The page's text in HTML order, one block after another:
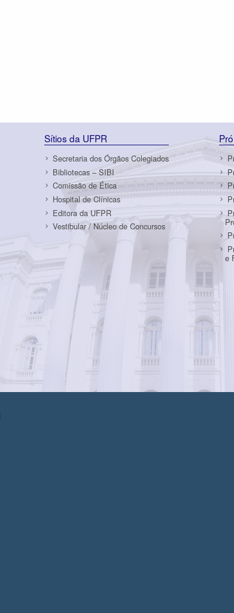
Sítios da UFPR
Secretaria dos Órgãos Colegiados
Bibliotecas – SIBI
Comissão de Ética
Hospital de Clínicas
Editora da UFPR
Vestibular / Núcleo de Concursos
e